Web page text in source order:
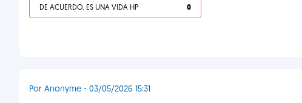
DE ACUERDO, ES UNA VIDA HP 0
Por Anonyme - 03/05/2026 15:31